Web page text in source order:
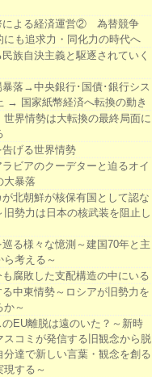
による経済運営② 為替競争
も追求力・同化力の時代へ
族自決主義と駆逐されていく
暴落→中央銀行･国債･銀行シス
→ 国家紙幣経済へ転換の動き
界情勢は大転換の最終局面に
告げる世界情勢
ビアのクーデターと迫るオイ
大暴落
が北朝鮮が核保有国として認な
旧勢力は日本の核武装を阻止し
る様々な憶測～建国70年と主
ら考える～
も腐敗した支配構造の中にいる
中東情勢～ロシアが旧勢力を
か～
のEU離脱は遠のいた？～新時
スコミが発信する旧観念から脱
分達で新しい言葉・観念を創る
現する～